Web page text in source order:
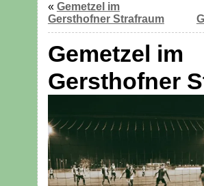
« Gemetzel im
Gersthofner Strafraum
Gemetzel im
Gersthofner